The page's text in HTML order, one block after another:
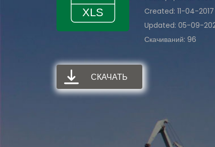
Created: 11-04-2017
Updated: 05-09-
Скачиваний: 96
СКАЧАТЬ